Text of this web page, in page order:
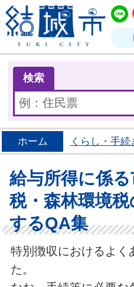
検索
ホーム くらし・手続
給与所得に係
税・森林環境
するQA集
特別徴収におけるよく
た。